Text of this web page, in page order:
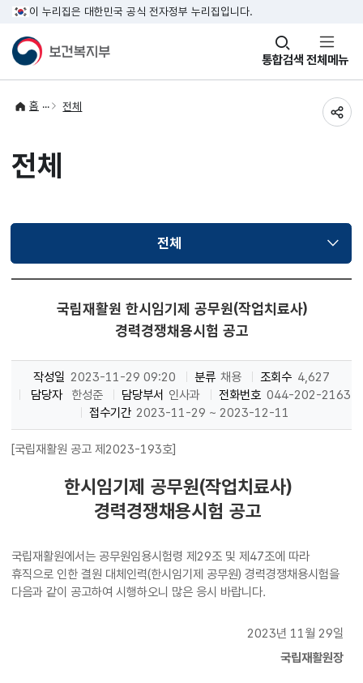
이 누리집은 대한민국 공식 전자정부 누리집입니다.
통합검색
창
열기 전체메뉴
홈 전체
전체
전체선택됨
국립재활원 한시임기제 공무원(작업치료사)
경력경쟁채용시험 공고
작성일 2023-11-29 09:20 분류 채용 조회수 4,627
담당자
한성준 담당부서 인사과 전화번호 044-202-2163
접수기간 2023-11-29 ~ 2023-12-11
[국립재활원 공고 제2023-193호]
한시임기제 공무원(작업치료사)
경력경쟁채용시험 공고
국립재활원에서는 공무원임용시험령 제29조 및 제47조에 따라
휴직으로 인한 결원 대체인력(한시임기제 공무원) 경력경쟁채용시험을
다음과 같이 공고하여 시행하오니 많은 응시 바랍니다.
2023년 11월 29일
국립재활원장